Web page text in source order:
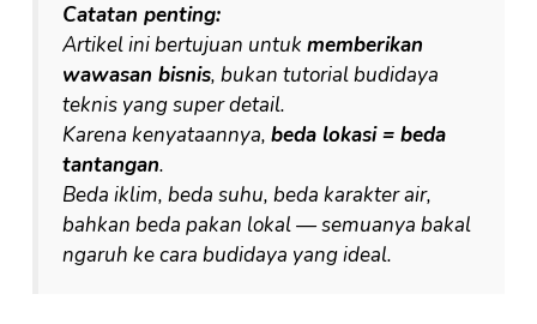
Catatan penting:
Artikel ini bertujuan untuk memberikan
wawasan bisnis, bukan tutorial budidaya
teknis yang super detail.
Karena kenyataannya, beda lokasi = beda
tantangan.
Beda iklim, beda suhu, beda karakter air,
bahkan beda pakan lokal — semuanya bakal
ngaruh ke cara budidaya yang ideal.